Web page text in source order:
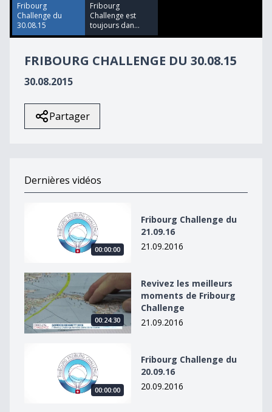
26
seconds
Fribourg
Challenge du
30.08.15
Fribourg
Challenge est
toujours dan...
FRIBOURG CHALLENGE DU 30.08.15
30.08.2015
Partager
Dernières vidéos
Fribourg Challenge du 21.09.16
00:00:00
Fribourg Challenge du
21.09.16
21.09.2016
Revivez les meilleurs moments de Fribourg Challenge
00:24:30
Revivez les meilleurs
moments de Fribourg
Challenge
21.09.2016
Fribourg Challenge du 20.09.16
00:00:00
Fribourg Challenge du
20.09.16
20.09.2016